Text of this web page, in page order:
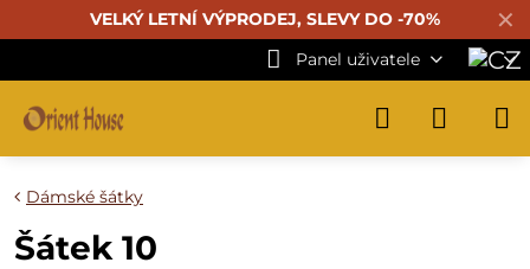
✕
VELKÝ LETNÍ VÝPRODEJ, SLEVY DO -70%
Panel uživatele
Dámské šátky
Šátek 10